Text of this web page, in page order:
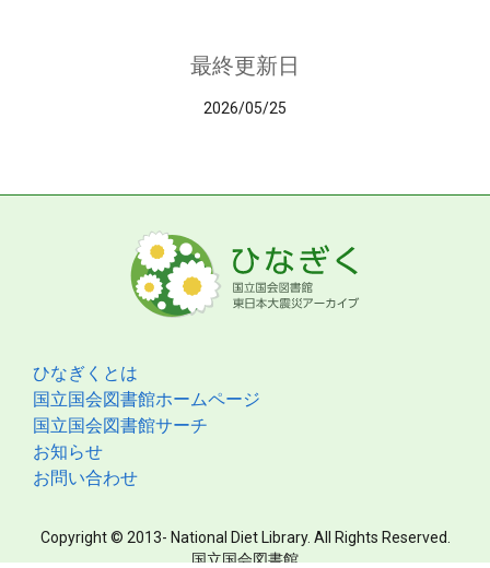
最終更新日
2026/05/25
ひなぎくとは
国立国会図書館ホームページ
国立国会図書館サーチ
お知らせ
お問い合わせ
Copyright © 2013- National Diet Library. All Rights Reserved.